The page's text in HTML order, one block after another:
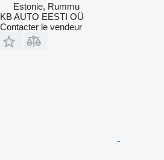
Estonie, Rummu
KB AUTO EESTI OÜ
Contacter le vendeur